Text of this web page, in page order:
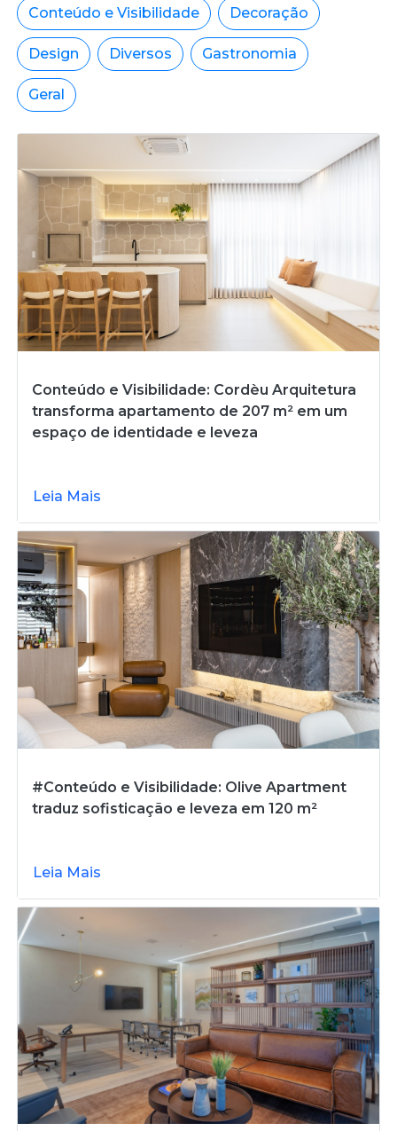
Conteúdo e Visibilidade Decoração
Design Diversos Gastronomia
Geral
Conteúdo e Visibilidade: Cordèu Arquitetura
transforma apartamento de 207 m² em um
espaço de identidade e leveza
Leia Mais
#Conteúdo e Visibilidade: Olive Apartment
traduz sofisticação e leveza em 120 m²
Leia Mais